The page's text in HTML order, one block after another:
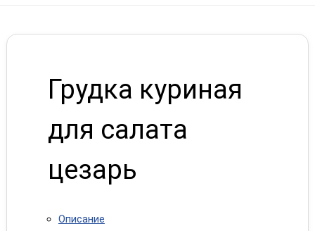
Грудка куриная
для салата
цезарь
Описание